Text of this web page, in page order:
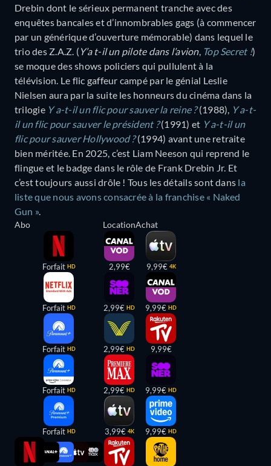
Drebin dont le sérieux permanent tranche avec des
enquêtes bancales et d’innombrables gags (à commencer
par un générique d’ouverture mémorable) dans lequel le
trio des Z.A.Z. ( Y’a t-il un pilote dans l’avion, Top Secret !)
se moque des shows policiers qui pullulent à la
télévision. Le flic gaffeur campé par le génial Leslie
Nielsen aura par la suite les honneurs du cinéma dans la
trilogie Y a-t-il un flic pour sauver la reine ?(1988), Y a-t-
il un flic pour sauver le président ?(1991) et Y a-t-il un
flic pour sauver Hollywood ?(1994) avant une retraite
bien méritée. En 2025, c’est Liam Neeson qui reprend le
flingue et le badge dans le rôle de Frank Drebin Jr. Et
c’est toujours aussi drôle ! Tous les détails sont dans la
liste que nous avons consacrée à la franchise « Naked
Gun ».
Abo
Forfait HD
Forfait HD
Forfait HD
Forfait HD
Forfait HD
Location
2,99€
2,99€ HD
2,99€ HD
2,99€ HD
3,99€ 4K
Achat
9,99€ 4K
9,99€ HD
9,99€
9,99€ HD
9,99€ HD